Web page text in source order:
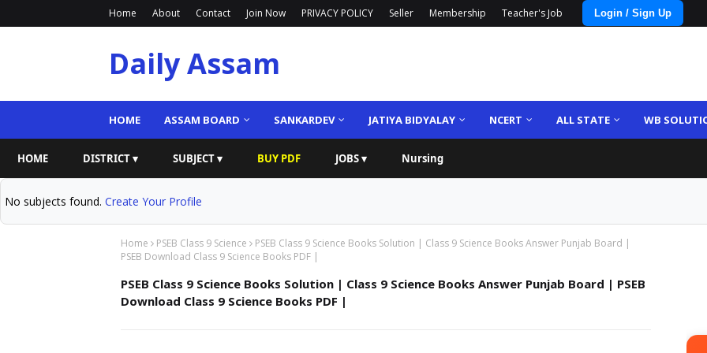
Home About Contact Join Now PRIVACY POLICY Seller Membership Teacher's Job Login / Sign Up
Daily Assam
HOME ASSAM BOARD SANKARDEV JATIYA BIDYALAY NCERT ALL STATE WB
HOME DISTRICT ▾ SUBJECT ▾ BUY PDF JOBS ▾ Nursing
No subjects found. Create Your Profile
Home PSEB Class 9 Science
PSEB Class 9 Science Books Solution | Class 9 Science Books Answer Punjab Board |
PSEB Download Class 9 Science Books PDF |
PSEB Class 9 Science Books Solution | Class 9 Science Books Answer Punjab Board | PSEB
Download Class 9 Science Books PDF |